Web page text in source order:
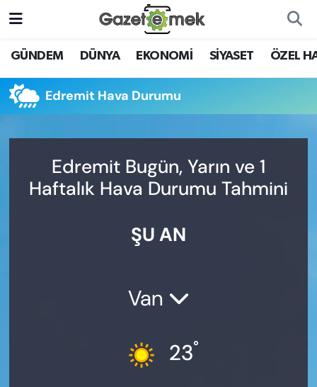
GÜNDEM DÜNYA EKONOMİ SİYASET ÖZEL
Edremit Hava Durumu
Edremit Bugün, Yarın ve 1
Haftalık Hava Durumu Tahmini
ŞU AN
Van
23°
DÜNYA
EKONOMİ
YENİ MEDYADA EMEK
GAZETECİLİĞİNİ GELİŞTİRMEK
Nöbetçi Eczaneler
Hava Durumu
Trafik Durumu
Süper Lig Puan Durumu ve Fikstür